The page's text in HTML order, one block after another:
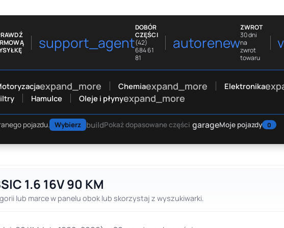
support_agent
DOBÓR
CZĘŚCI
(42)
684 61
81
autorenew
ZWROT
30 dni
na
zwrot
towaru
expand_more Chemiaexpand_more Elektronika
Hamulce Oleje i płynyexpand_more
pojazdu. Wybierz buildPokaż dopasowane części garageMoje pojazdy 0
1.6 16V 90 KM
lub marce w panelu obok lub skorzystaj z wyszukiwarki.